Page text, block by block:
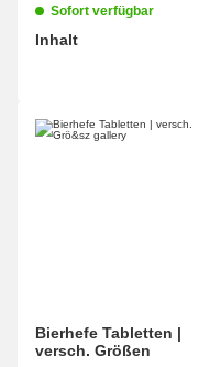
Sofort verfügbar
Inhalt
Bierhefe Tabletten |
versch. Größen